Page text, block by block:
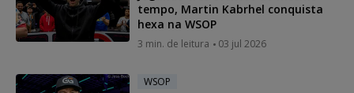
tempo, Martin Kabrhel conquista
hexa na WSOP
3 min. de leitura 03 jul 2026
WSOP